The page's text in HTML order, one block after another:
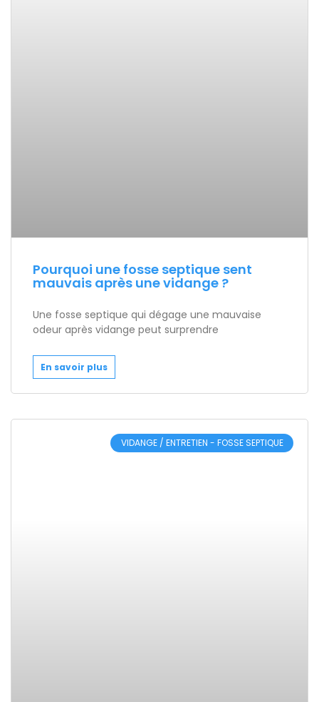
Pourquoi une fosse septique sent
mauvais après une vidange ?
Une fosse septique qui dégage une mauvaise
odeur après vidange peut surprendre
En savoir plus
VIDANGE / ENTRETIEN - FOSSE SEPTIQUE